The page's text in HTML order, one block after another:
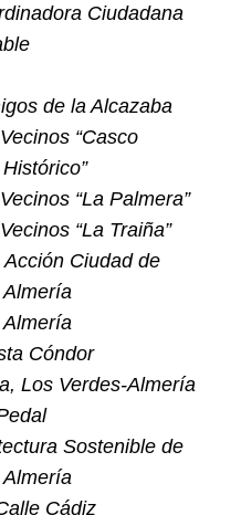
Ciudadana
de la Alcazaba
“Casco
Histórico”
“La Palmera”
“La Traiña”
Ciudad de
Almería
Cóndor
Los Verdes-Almería
Sostenible de
Almería
Cádiz